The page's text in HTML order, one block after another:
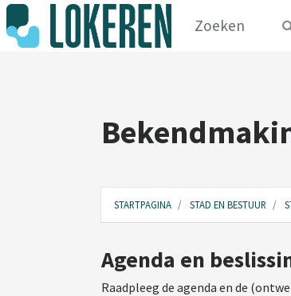
STARTPAGINA STAD EN BESTUUR
Agenda en
Raadpleeg de agenda en de